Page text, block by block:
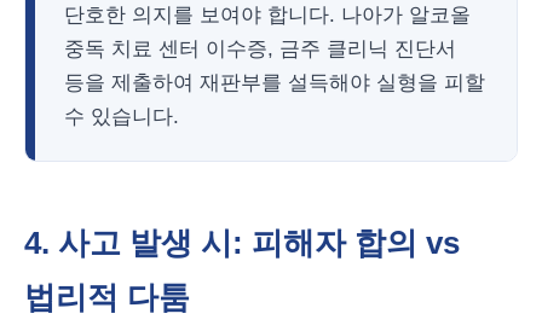
단호한 의지를 보여야 합니다. 나아가 알코올
중독 치료 센터 이수증, 금주 클리닉 진단서
등을 제출하여 재판부를 설득해야 실형을 피할
수 있습니다.
4. 사고 발생 시: 피해자 합의 vs
법리적 다툼